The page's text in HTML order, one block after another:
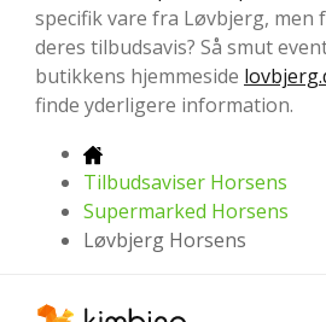
specifik vare fra Løvbjerg, men
deres tilbudsavis? Så smut
butikkens hjemmeside
finde yderligere information.
Tilbudsaviser Horsens
Supermarked Horsens
Løvbjerg Horsens